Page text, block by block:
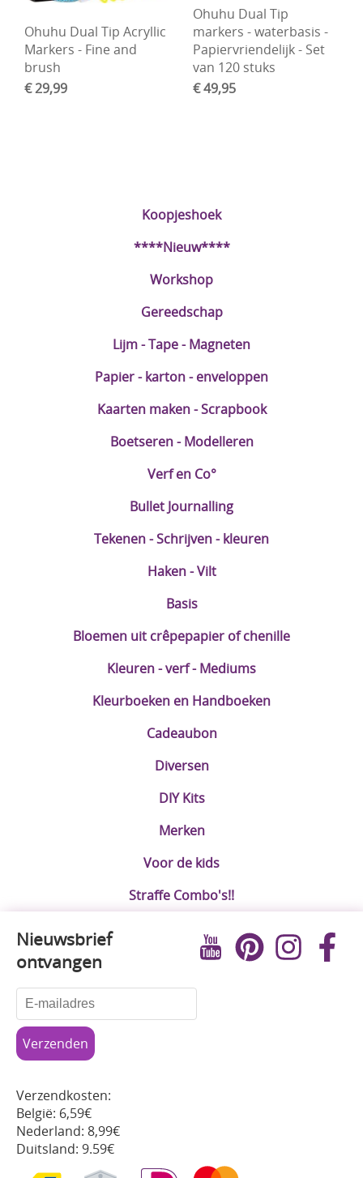
Koopjeshoek
****Nieuw****
Workshop
Gereedschap
Lijm - Tape - Magneten
Papier - karton - enveloppen
Kaarten maken - Scrapbook
Boetseren - Modelleren
Verf en Co°
Bullet Journalling
Tekenen - Schrijven - kleuren
Haken - Vilt
Basis
Bloemen uit crêpepapier of chenille
Kleuren - verf - Mediums
Kleurboeken en Handboeken
Cadeaubon
Diversen
DIY Kits
Merken
Voor de kids
Straffe Combo's!!
Ohuhu Dual Tip Acryllic
Markers - Fine and
brush
€ 29,99
Ohuhu Dual Tip
markers - waterbasis -
Papiervriendelijk - Set
van 120 stuks
€ 49,95
Nieuwsbrief
ontvangen
Verzendkosten:
België: 6,59€
Nederland: 8,99€
Duitsland: 9.59€